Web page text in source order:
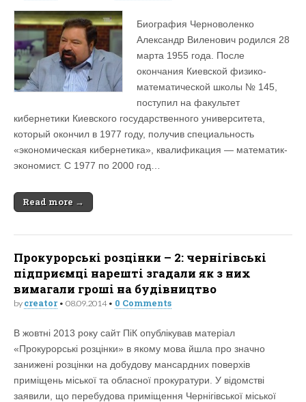
Биография Черноволенко
Александр Виленович родился 28
марта 1955 года. После
окончания Киевской физико-
математической школы № 145,
поступил на факультет
кибернетики Киевского государственного университета,
который окончил в 1977 году, получив специальность
«экономическая кибернетика», квалификация — математик-
экономист. С 1977 по 2000 год…
Read more →
Прокурорські розцінки – 2: чернігівські
підприємці нарешті згадали як з них
вимагали гроші на будівництво
by creator• 08.09.2014• 0 Comments
В жовтні 2013 року сайт ПіК опублікував матеріал
«Прокурорські розцінки» в якому мова йшла про значно
занижені розцінки на добудову мансардних поверхів
приміщень міської та обласної прокуратури. У відомстві
заявили, що перебудова приміщення Чернігівської міської